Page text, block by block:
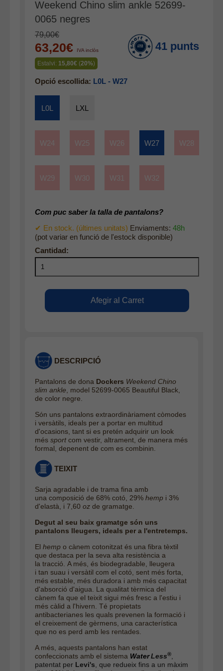
Mitjons
Pana dona
Roba interior
Weekend Chino slim ankle 52699-
0065 negres
79,00€
63,20€ IVA inclòs
Estalvi: 15,80€ (20%)
41 punts
Opció escollida: L0L - W27
L0L LXL
W24 W25 W26 W27 W28
W29 W30 W31 W32
Com puc saber la talla de pantalons?
✔ En stock. (últimes unitats) Enviaments: 48h
(pot variar en funció de l'estock disponible)
DESCRIPCIÓ
Pantalons de dona Dockers Weekend Chino
slim ankle, model 52699-0065 Beautiful Black,
de color negre.
Són uns pantalons extraordinàriament còmodes
i versàtils, ideals per a portar en multitud
d'ocasions, tant si es pretén adquirir un look
més sportcom vestir, altrament, de manera més
formal, depenent de com es combinin.
TEIXIT
Sarja agradable i de trama fina amb
una composició de 68% cotó, 29% hemp i 3%
d'elastà, i 7,60 oz de gramatge.
Degut al seu baix gramatge són uns
pantalons lleugers, ideals per a l'entretemps.
El hemp o cànem cotonitzat és una fibra tèxtil
que destaca per la seva alta resistència a
la tracció. A més, és biodegradable, lleugera
i tan suau i versàtil com el cotó, sent més forta,
més estable, més duradora i amb més capacitat
d'absorció d'aigua. La qualitat tèrmica del
cànem fa que el teixit sigui més fresc a l'estiu i
més càlid a l'hivern. Té propietats
antibacterianes les quals prevenen la formació i
el creixement de gèrmens, una característica
que no es perd amb les rentades.
A més, aquests pantalons han estat
confeccionats amb el sistema WaterLess®,
patentat per Levi's, que redueix fins a un màxim